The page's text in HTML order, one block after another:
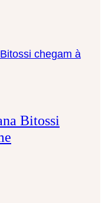
Bitossi